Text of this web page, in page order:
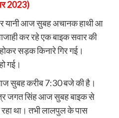
2023)
यानी आज सुबह अचानक हाथी आ
कर रहे एक बाइक सवार की
सड़क किनारे गिर गई।
गई।
सुबह करीब 7:30 बजे की है।
जगत सिंह आज सुबह बाइक से
था। तभी लालपुल के पास